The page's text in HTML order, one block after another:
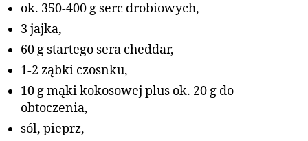
ok. 350-400 g serc drobiowych,
3 jajka,
60 g startego sera cheddar,
1-2 ząbki czosnku,
10 g mąki kokosowej plus ok. 20 g do
obtoczenia,
sól, pieprz,